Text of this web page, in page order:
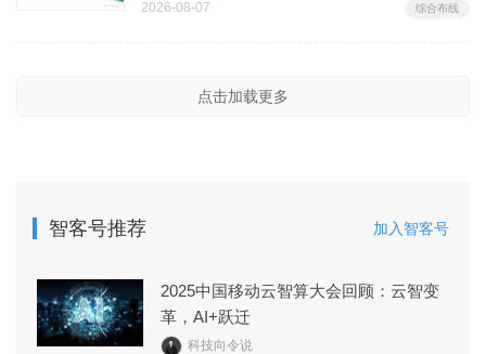
2026-08-07 综合布线
点击加载更多
智客号推荐 加入智客号
2025中国移动云智算大会回顾：云智变
革，AI+跃迁
科技向令说